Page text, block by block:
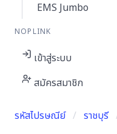
EMS Jumbo
NOPLINK
เข้าสู่ระบบ
สมัครสมาชิก
รหัสไปรษณีย์ ราชบุรี